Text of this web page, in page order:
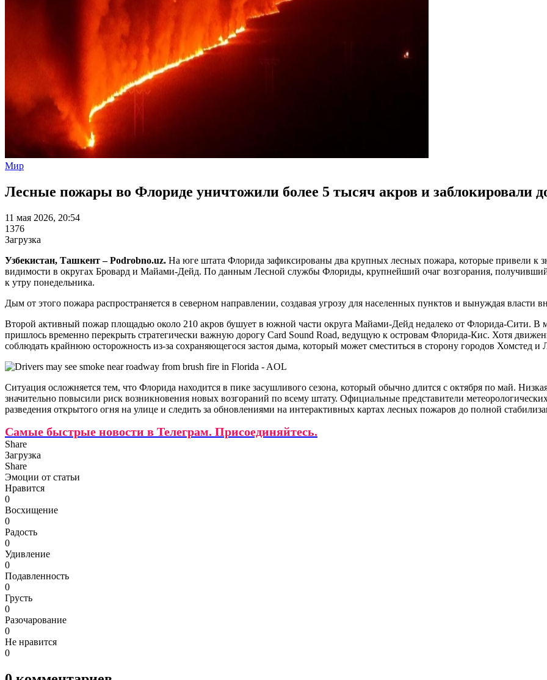
Мир
Лесные пожары во Флориде уничтожили более 5 тысяч акров и заблокировали
11 мая 2026, 20:54
1376
Загрузка
Узбекистан, Ташкент – Podrobno.uz. На юге штата Флорида зафиксированы два крупных лесных пожара, которые привели к
видимости в округах Бровард и Майами-Дейд. По данным Лесной службы Флориды, крупнейший очаг возгорания, получивший
к утру понедельника.
Дым от этого пожара распространяется в северном направлении, создавая угрозу для населенных пунктов и вынуждая власти
Второй активный пожар площадью около 210 акров бушует в южной части округа Майами-Дейд недалеко от Флорида-Сити. В
пришлось временно перекрыть стратегически важную дорогу Card Sound Road, ведущую к островам Флорида-Кис. Хотя
соблюдать крайнюю осторожность из-за сохраняющегося застоя дыма, который может сместиться в сторону городов Хомстед
Ситуация осложняется тем, что Флорида находится в пике засушливого сезона, который обычно длится с октября по май.
значительно повысили риск возникновения новых возгораний по всему штату. Официальные представители
разведения открытого огня на улице и следить за обновлениями на интерактивных картах лесных пожаров до полной
Самые быстрые новости в Телеграм. Присоединяйтесь.
Share
Загрузка
Share
Эмоции от статьи
Нравится
0
Восхищение
0
Радость
0
Удивление
0
Подавленность
0
Грусть
0
Разочарование
0
Не нравится
0